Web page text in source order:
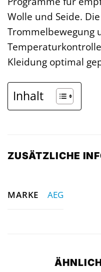
Wolle und Seide.
Trommelbewegung
Kleidung optimal
Inhalt
ZUSÄTZLICHE
MARKE AEG